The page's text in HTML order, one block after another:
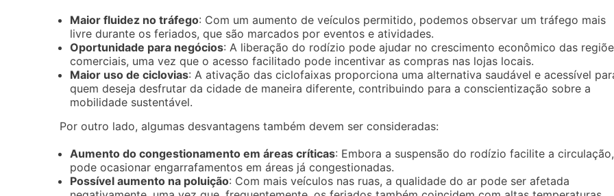
Maior fluidez no tráfego: Com um aumento de veículos permitido, podemos observar um tráfego mais
livre durante os feriados, que são marcados por eventos e atividades.
Oportunidade para negócios: A liberação do rodízio pode ajudar no crescimento econômico das
comerciais, uma vez que o acesso facilitado pode incentivar as compras nas lojas locais.
Maior uso de ciclovias: A ativação das ciclofaixas proporciona uma alternativa saudável e acessível
quem deseja desfrutar da cidade de maneira diferente, contribuindo para a conscientização sobre a
mobilidade sustentável.
Por outro lado, algumas desvantagens também devem ser consideradas:
Aumento do congestionamento em áreas críticas: Embora a suspensão do rodízio facilite a circulação,
pode ocasionar engarrafamentos em áreas já congestionadas.
Possível aumento na poluição: Com mais veículos nas ruas, a qualidade do ar pode ser afetada